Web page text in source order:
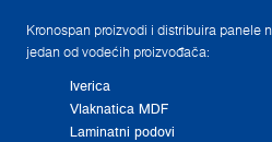
Kronospan proizvodi i distribuira panele
jedan od vodećih proizvođača:
Iverica
Vlaknatica MDF
Laminatni podovi